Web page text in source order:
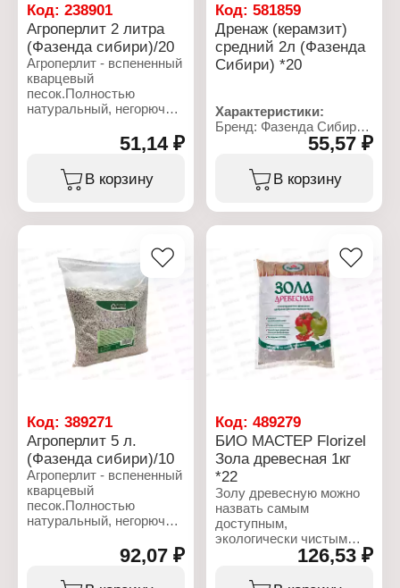
Код: 238901
Агроперлит 2 литра
(Фазенда сибири)/20
Агроперлит - вспененный
кварцевый
песок.Полностью
натуральный, негорючий,
Обладает высокой
пористостью (70%),
способен впитывать
количество влаги, в 10
собственной массы.Не
подвержен процессам
гниения и разложения,
обладает
неограниченным сроком
использования.
Нейтрален к действию
щелочей и слабых
кислот. Может
использоваться с
любыми видами
Бренд: Фазенда Сибири
Тип товара: Добавка для
почвогрунта
Вариация: Агроперлит
Назначение: для
улучшения структуры
почвы
51,14 ₽
В корзину
Код:581859
Дренаж (керамзит)
средний 2л (Фазенда
Сибири) *20
Характеристики:
Бренд: Фазенда Сибири
Тип товара: Дренаж
керамзитовый
Размер фракции:
55,57 ₽
В корзину
Код: 389271
Агроперлит 5 л.
(Фазенда сибири)/10
Агроперлит - вспененный
кварцевый
песок.Полностью
натуральный, негорючий,
Обладает высокой
пористостью (70%),
способен впитывать
92,07 ₽
Код:489279
БИО МАСТЕР Florizel
Зола древесная 1кг
*22
Золу древесную можно
назвать самым
доступным,
экологически чистым
природным удобрением.
Садоводы и огородники
широко применяют ее на
126,53 ₽